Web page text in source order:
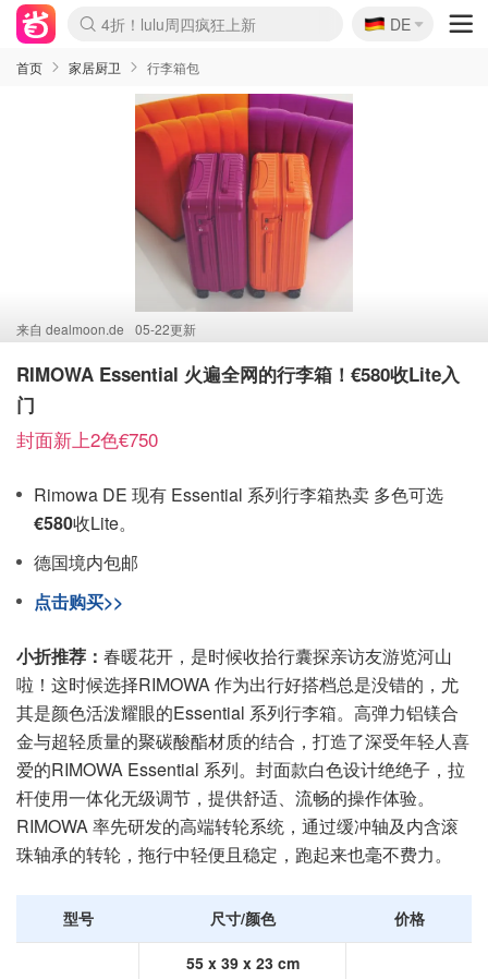
Boticinal 夏促开抢！
4折！lulu周四疯狂上新
还没结束！&OtherStories大促
Joybuy变相75折 随时失效
速领！Stanley独家85折
疑似霸哥！Camper额外叠85折
Zalando 奥莱闪促！每日更新
Moncler反季囤！5折起+叠9折
Coach Brooklyn仅€192
🇩🇪
DE
首页 家居厨卫 行李箱包
来自 dealmoon.de 05-22更新
RIMOWA Essential 火遍全网的行李箱！€580收Lite入
门
封面新上2色€750
Rimowa DE 现有 Essential 系列行李箱热卖 多色可选
€580收Lite。
德国境内包邮
点击购买>>
小折推荐： 春暖花开，是时候收拾行囊探亲访友游览河山
啦！这时候选择RIMOWA 作为出行好搭档总是没错的，尤
其是颜色活泼耀眼的Essential 系列行李箱。高弹力铝镁合
金与超轻质量的聚碳酸酯材质的结合，打造了深受年轻人喜
爱的RIMOWA Essential 系列。封面款白色设计绝绝子，拉
杆使用一体化无级调节，提供舒适、流畅的操作体验。
RIMOWA 率先研发的高端转轮系统，通过缓冲轴及内含滚
珠轴承的转轮，拖行中轻便且稳定，跑起来也毫不费力。
型号 尺寸/颜色 价格
55 x 39 x 23 cm